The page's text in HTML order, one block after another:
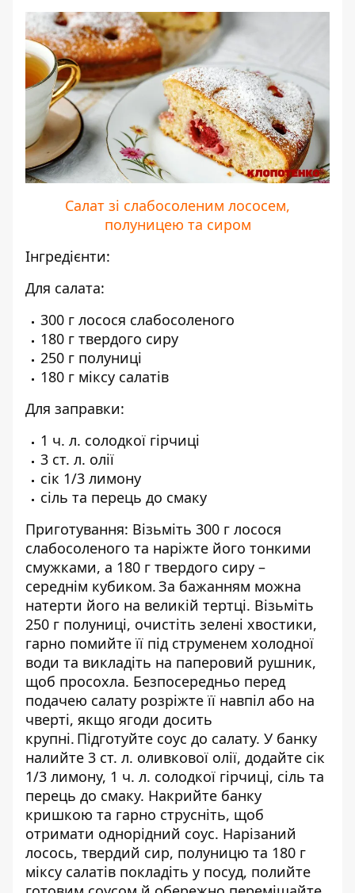
Салат зі слабосоленим лососем,
полуницею та сиром
Інгредієнти:
Для салата:
300 г лосося слабосоленого
180 г твердого сиру
250 г полуниці
180 г міксу салатів
Для заправки:
1 ч. л. солодкої гірчиці
3 ст. л. олії
сік 1/3 лимону
сіль та перець до смаку
Приготування: Візьміть 300 г лосося
слабосоленого та наріжте його тонкими
смужками, а 180 г твердого сиру –
середнім кубиком. За бажанням можна
натерти його на великій тертці. Візьміть
250 г полуниці, очистіть зелені хвостики,
гарно помийте її під струменем холодної
води та викладіть на паперовий рушник,
щоб просохла. Безпосередньо перед
подачею салату розріжте її навпіл або на
чверті, якщо ягоди досить
крупні. Підготуйте соус до салату. У банку
налийте 3 ст. л. оливкової олії, додайте сік
1/3 лимону, 1 ч. л. солодкої гірчиці, сіль та
перець до смаку. Накрийте банку
кришкою та гарно струсніть, щоб
отримати однорідний соус. Нарізаний
лосось, твердий сир, полуницю та 180 г
міксу салатів покладіть у посуд, полийте